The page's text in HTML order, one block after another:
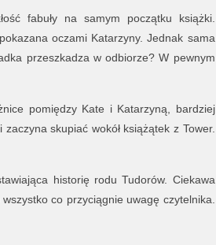
fabuły na samym początku książki.
oczami Katarzyny. Jednak sama
przeszkadza w odbiorze? W pewnym
pomiędzy Kate i Katarzyną, bardziej
skupiać wokół książątek z Tower.
historię rodu Tudorów. Ciekawa
co przyciągnie uwagę czytelnika.